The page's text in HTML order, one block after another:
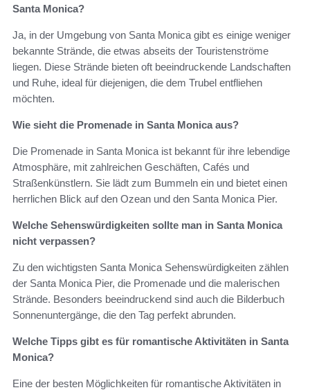
Santa Monica?
Ja, in der Umgebung von Santa Monica gibt es einige weniger
bekannte Strände, die etwas abseits der Touristenströme
liegen. Diese Strände bieten oft beeindruckende Landschaften
und Ruhe, ideal für diejenigen, die dem Trubel entfliehen
möchten.
Wie sieht die Promenade in Santa Monica aus?
Die Promenade in Santa Monica ist bekannt für ihre lebendige
Atmosphäre, mit zahlreichen Geschäften, Cafés und
Straßenkünstlern. Sie lädt zum Bummeln ein und bietet einen
herrlichen Blick auf den Ozean und den Santa Monica Pier.
Welche Sehenswürdigkeiten sollte man in Santa Monica
nicht verpassen?
Zu den wichtigsten Santa Monica Sehenswürdigkeiten zählen
der Santa Monica Pier, die Promenade und die malerischen
Strände. Besonders beeindruckend sind auch die Bilderbuch
Sonnenuntergänge, die den Tag perfekt abrunden.
Welche Tipps gibt es für romantische Aktivitäten in Santa
Monica?
Eine der besten Möglichkeiten für romantische Aktivitäten in